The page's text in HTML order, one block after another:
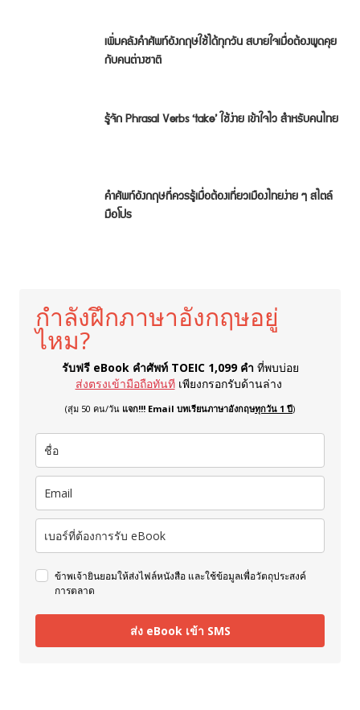
เพิ่มคลังคำศัพท์อังกฤษใช้ได้ทุกวัน สบายใจเมื่อต้องพูดคุย
กับคนต่างชาติ
รู้จัก Phrasal Verbs ‘take’ ใช้ง่าย เข้าใจไว สำหรับคนไทย
คำศัพท์อังกฤษที่ควรรู้เมื่อต้องเที่ยวเมืองไทยง่าย ๆ สไตล์
มือโปร
กำลังฝึกภาษาอังกฤษอยู่
ไหม?
รับฟรี eBook คำศัพท์ TOEIC 1,099 คำ ที่พบบ่อย
ส่งตรงเข้ามือถือทันที เพียงกรอกรับด้านล่าง
(สุ่ม 50 คน/วัน แจก!!! Email บทเรียนภาษาอังกฤษทุกวัน 1 ปี)
ข้าพเจ้ายินยอมให้ส่งไฟล์หนังสือ และใช้ข้อมูลเพื่อวัตถุประสงค์
การตลาด
ส่ง eBook เข้า SMS